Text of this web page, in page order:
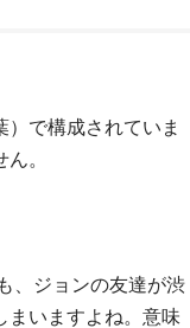
で構成されていま
。
、ジョンの友達が渋
いますよね。意味